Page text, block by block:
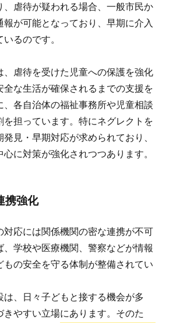
、虐待が疑われる場合、一般市民か
報が可能となっており、早期に介入
るのです。
、虐待を受けた児童への保護を強化
全な生活が確保されるまでの支援を
、各自治体の福祉事務所や児童相談
を担っています。特にネグレクトを
見・早期対応が求められており、
に対策が強化されつつあります。
携強化
対応には関係機関の密な連携が不可
、学校や医療機関、警察などが情報
もの安全を守る体制が整備されてい
は、日々子どもと接する機会が多
きやすい立場にあります。そのた